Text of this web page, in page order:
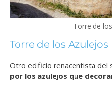
Torre de
Torre de los Azulejos
Otro edificio renacentista del
por los azulejos que